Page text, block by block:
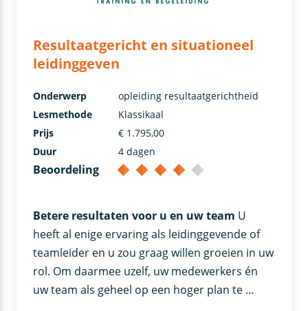
Resultaatgericht en situationeel
leidinggeven
Betere resultaten voor u en uw team U
heeft al enige ervaring als leidinggevende of
teamleider en u zou graag willen groeien in uw
rol. Om daarmee uzelf, uw medewerkers én
uw team als geheel op een hoger plan te …
Onderwerp
opleiding resultaatgerichtheid
Lesmethode
Klassikaal
Prijs
€ 1.795,00
Duur
4 dagen
Beoordeling